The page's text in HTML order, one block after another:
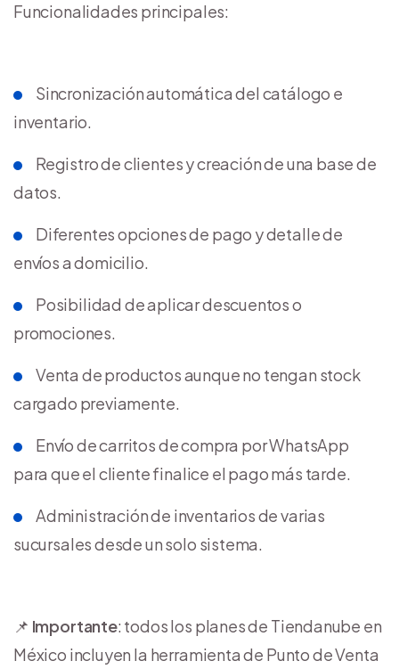
Funcionalidades principales:
Sincronización automática del catálogo e
inventario.
Registro de clientes y creación de una base de
datos.
Diferentes opciones de pago y detalle de
envíos a domicilio.
Posibilidad de aplicar descuentos o
promociones.
Venta de productos aunque no tengan stock
cargado previamente.
Envío de carritos de compra por WhatsApp
para que el cliente finalice el pago más tarde.
Administración de inventarios de varias
sucursales desde un solo sistema.
📌 Importante: todos los planes de Tiendanube en
México incluyen la herramienta de Punto de Venta